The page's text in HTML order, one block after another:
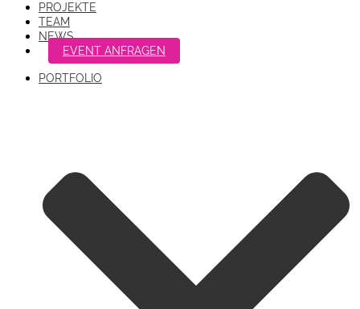
PROJEKTE
TEAM
NEWS
EVENT ANFRAGEN
PORTFOLIO